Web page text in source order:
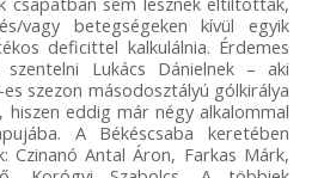
vagy betegségeken kívül egyik
deficittel kalkulálnia. Érdemes
Lukács Dánielnek – aki
szezon másodosztályú gólkirálya
eddig már négy alkalommal
A Békéscsaba keretében
Czinanó Antal Áron, Farkas Márk,